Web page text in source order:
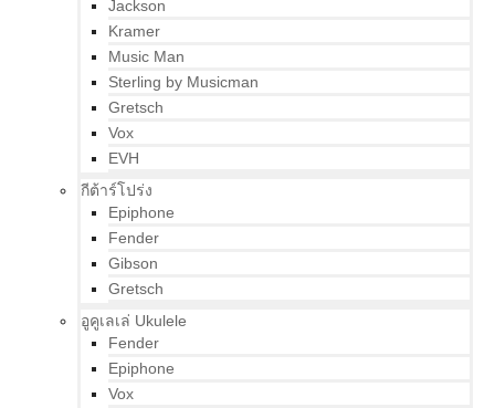
Jackson
Kramer
Music Man
Sterling by Musicman
Gretsch
Vox
EVH
กีต้าร์โปร่ง
Epiphone
Fender
Gibson
Gretsch
อูคูเลเล่ Ukulele
Fender
Epiphone
Vox